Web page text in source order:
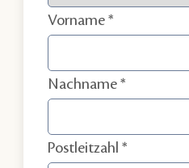
Vorname
Nachname
Postleitzahl